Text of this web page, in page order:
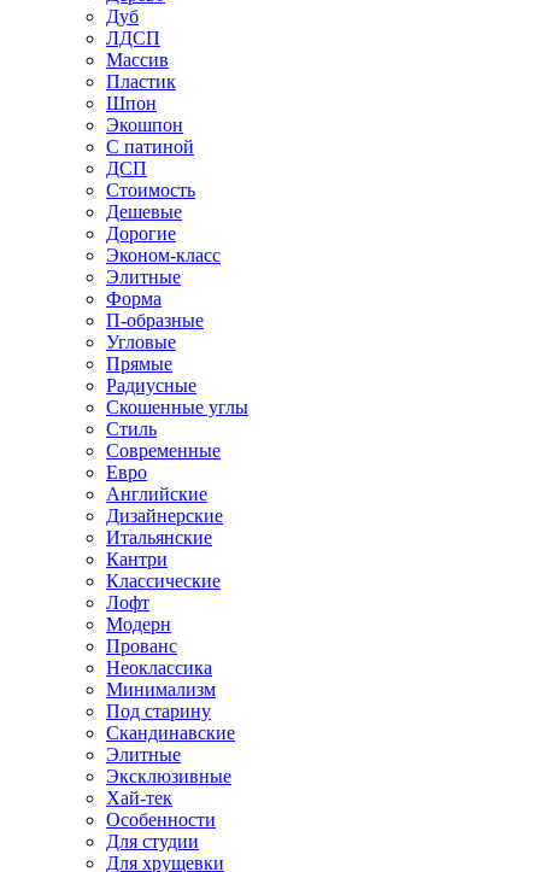
Дуб
ЛДСП
Массив
Пластик
Шпон
Экошпон
С патиной
ДСП
Стоимость
Дешевые
Дорогие
Эконом-класс
Элитные
Форма
П-образные
Угловые
Прямые
Радиусные
Скошенные углы
Стиль
Современные
Евро
Английские
Дизайнерские
Итальянские
Кантри
Классические
Лофт
Модерн
Прованс
Неоклассика
Минимализм
Под старину
Скандинавские
Элитные
Эксклюзивные
Хай-тек
Особенности
Для студии
Для хрущевки